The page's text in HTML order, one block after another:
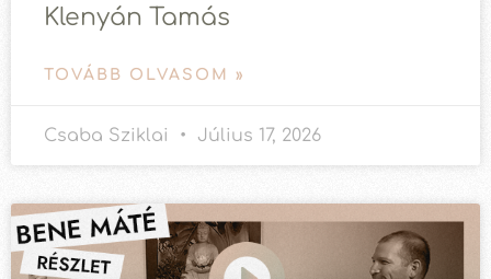
Klenyán Tamás
TOVÁBB OLVASOM »
Csaba Sziklai Július 17, 2026